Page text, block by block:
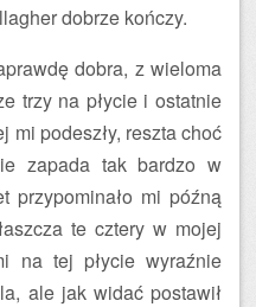
dobrze kończy.
dobra, z wieloma
trzy na płycie i ostatnie
mi podeszły, reszta choć
zapada tak bardzo w
przypominało mi późną
te cztery w mojej
na tej płycie wyraźnie
ale jak widać postawił